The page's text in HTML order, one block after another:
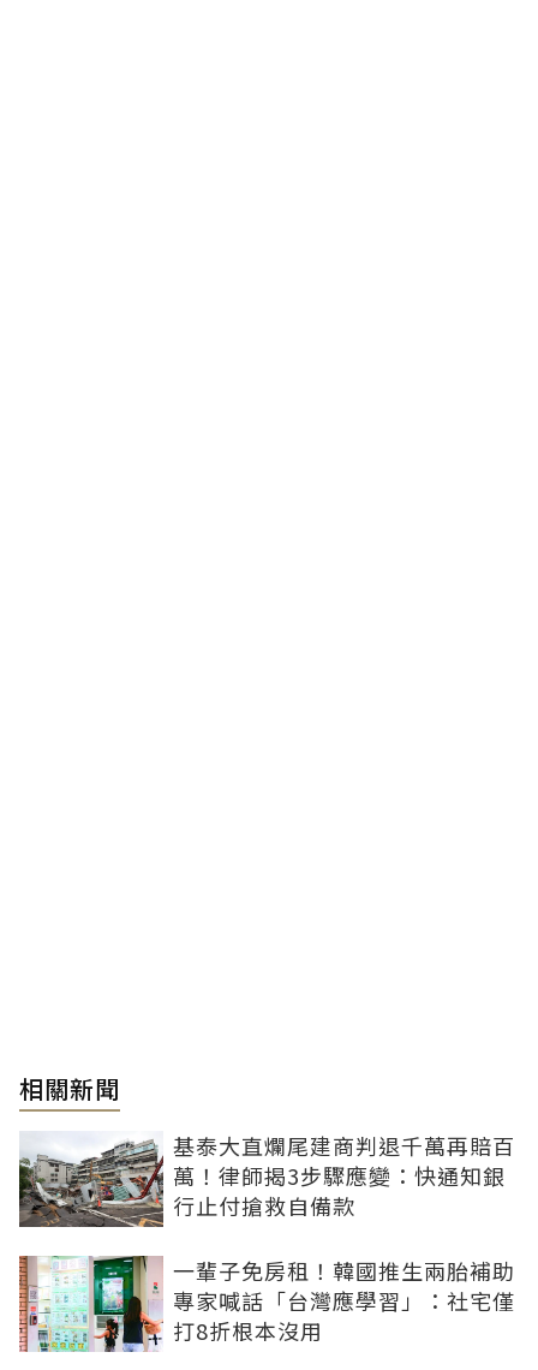
相關新聞
基泰大直爛尾建商判退千萬再賠百
萬！律師揭3步驟應變：快通知銀
行止付搶救自備款
一輩子免房租！韓國推生兩胎補助
專家喊話「台灣應學習」：社宅僅
打8折根本沒用